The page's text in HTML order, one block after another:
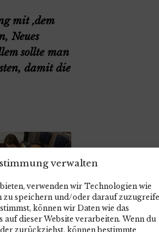
verwalten
verwenden wir Technologien wie
zu speichern und/oder darauf
können wir Daten wie das
dieser Website verarbeiten. Wenn du
zurückziehst, können bestimmte
mit ‚dem
Neues
sollte man
damit die